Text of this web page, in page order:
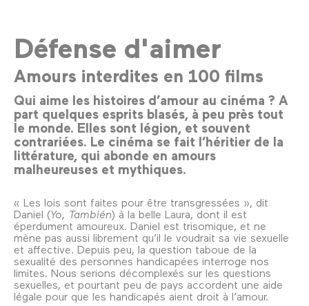
Défense d'aimer
Amours interdites en 100 films
Qui aime les histoires d’amour au cinéma ? A
part quelques esprits blasés, à peu près tout
le monde. Elles sont légion, et souvent
contrariées. Le cinéma se fait l’héritier de la
littérature, qui abonde en amours
malheureuses et mythiques.
« Les lois sont faites pour être transgressées », dit
Daniel (Yo, También) à la belle Laura, dont il est
éperdument amoureux. Daniel est trisomique, et ne
mène pas aussi librement qu’il le voudrait sa vie sexuelle
et affective. Depuis peu, la question taboue de la
sexualité des personnes handicapées interroge nos
limites. Nous serions décomplexés sur les questions
sexuelles, et pourtant peu de pays accordent une aide
légale pour que les handicapés aient droit à l’amour.